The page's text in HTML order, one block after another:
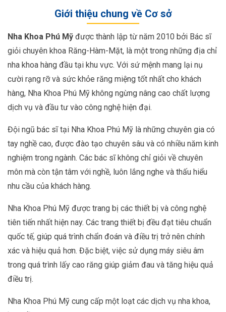
Giới thiệu chung về Cơ sở
Nha Khoa Phú Mỹ được thành lập từ năm 2010 bởi Bác sĩ
giỏi chuyên khoa Răng-Hàm-Mặt, là một trong những địa chỉ
nha khoa hàng đầu tại khu vực. Với sứ mệnh mang lại nụ
cười rạng rỡ và sức khỏe răng miệng tốt nhất cho khách
hàng, Nha Khoa Phú Mỹ không ngừng nâng cao chất lượng
dịch vụ và đầu tư vào công nghệ hiện đại.
Đội ngũ bác sĩ tại Nha Khoa Phú Mỹ là những chuyên gia có
tay nghề cao, được đào tạo chuyên sâu và có nhiều năm kinh
nghiệm trong ngành. Các bác sĩ không chỉ giỏi về chuyên
môn mà còn tận tâm với nghề, luôn lắng nghe và thấu hiểu
nhu cầu của khách hàng.
Nha Khoa Phú Mỹ được trang bị các thiết bị và công nghệ
tiên tiến nhất hiện nay. Các trang thiết bị đều đạt tiêu chuẩn
quốc tế, giúp quá trình chẩn đoán và điều trị trở nên chính
xác và hiệu quả hơn. Đặc biệt, việc sử dụng máy siêu âm
trong quá trình lấy cao răng giúp giảm đau và tăng hiệu quả
điều trị.
Nha Khoa Phú Mỹ cung cấp một loạt các dịch vụ nha khoa,